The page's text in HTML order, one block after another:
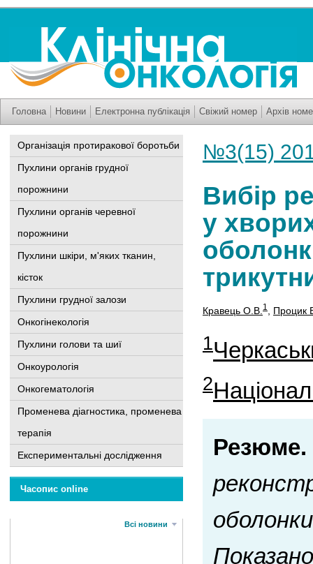
Головна Новини Електронна публікація Свіжий номер Архів
Організація протиракової боротьби
Пухлини органів грудної
порожнини
Пухлини органів черевної
порожнини
Пухлини шкіри, м'яких тканин,
кісток
Пухлини грудної залози
Онкогінекологія
Пухлини голови та шиї
Онкоурологія
Онкогематологія
Променева діагностика, променева
терапія
Експериментальні дослідження
Часопис online
Всі новини
№3(15)
Вибір
у
Кравець О.В. 1 Процик
1
2
Резюме.